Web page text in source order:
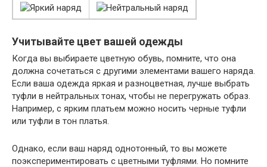
Учитывайте цвет вашей одежды
Когда вы выбираете цветную обувь, помните, что она
должна сочетаться с другими элементами вашего наряда.
Если ваша одежда яркая и разноцветная, лучше выбрать
туфли в нейтральных тонах, чтобы не перегружать образ.
Например, с ярким платьем можно носить черные туфли
или туфли в тон платья.
Однако, если ваш наряд однотонный, то вы можете
поэкспериментировать с цветными туфлями. Но помните